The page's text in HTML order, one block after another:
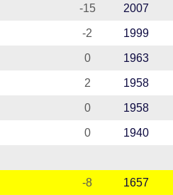
-15 2007
-2 1999
0 1963
2 1958
0 1958
0 1940
-8 1657